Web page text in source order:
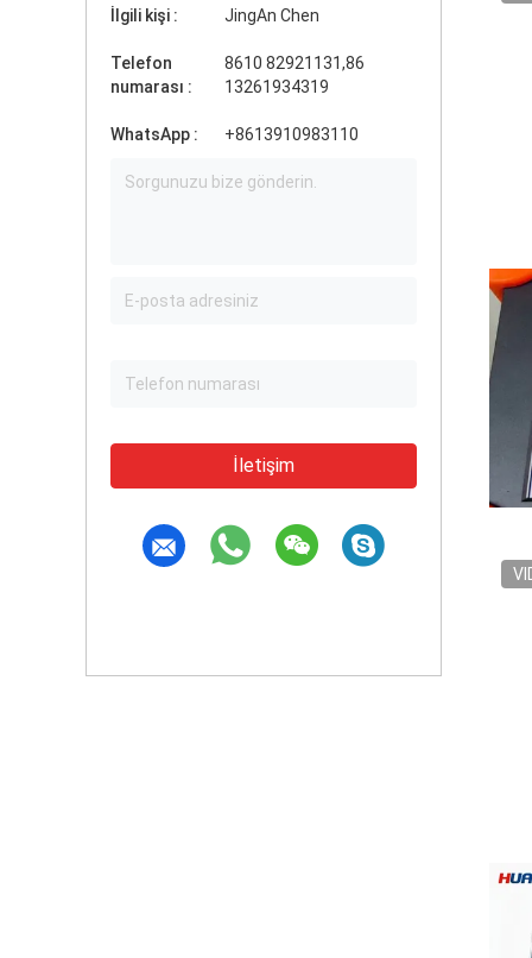
İlgili kişi : JingAn Chen
Telefon
numarası :
8610 82921131,86
13261934319
WhatsApp : +8613910983110
İletişim